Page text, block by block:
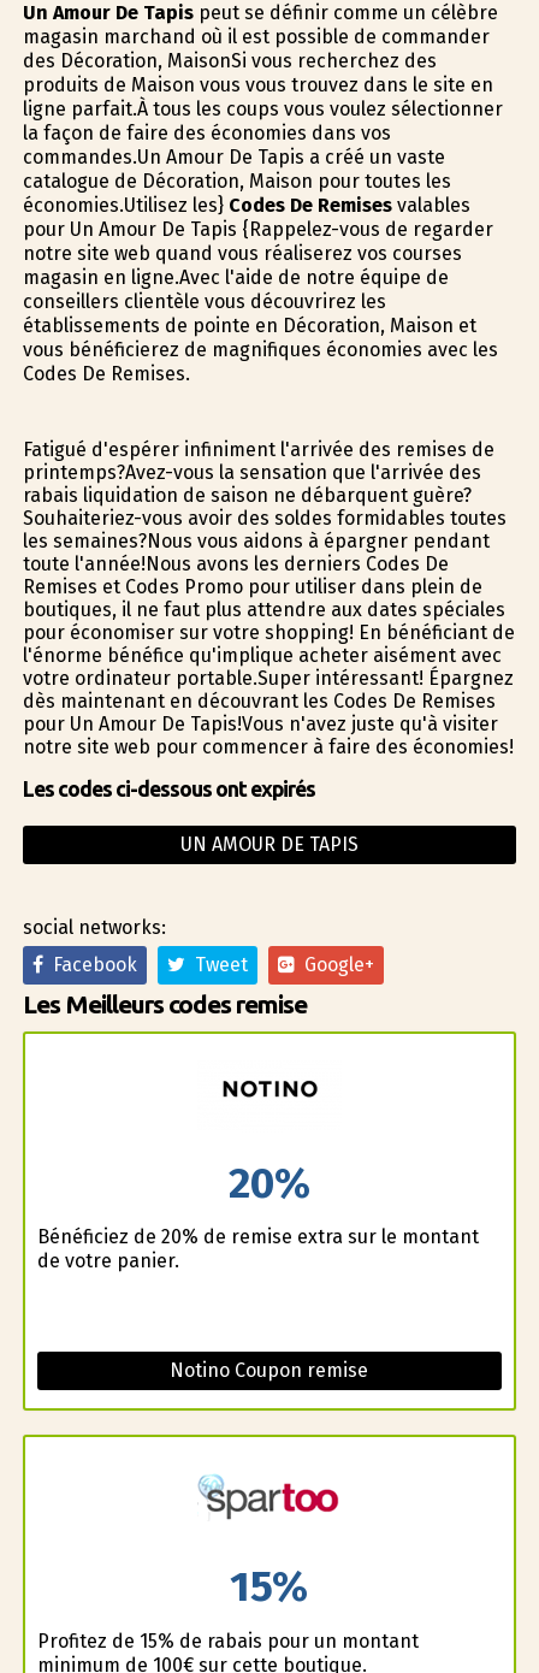
Un Amour De Tapispeut se définir comme un célèbre
magasin marchand où il est possible de commander
des Décoration, MaisonSi vous recherchez des
produits de Maison vous vous trouvez dans le site en
ligne parfait.À tous les coups vous voulez sélectionner
la façon de faire des économies dans vos
commandes.Un Amour De Tapis a créé un vaste
catalogue de Décoration, Maison pour toutes les
économies.Utilisez les} Codes De Remisesvalables
pour Un Amour De Tapis {Rappelez-vous de regarder
notre site web quand vous réaliserez vos courses
magasin en ligne.Avec l'aide de notre équipe de
conseillers clientèle vous découvrirez les
établissements de pointe en Décoration, Maison et
vous bénéficierez de magnifiques économies avec les
Codes De Remises.
Fatigué d'espérer infiniment l'arrivée des remises de
printemps?Avez-vous la sensation que l'arrivée des
rabais liquidation de saison ne débarquent guère?
Souhaiteriez-vous avoir des soldes formidables toutes
les semaines?Nous vous aidons à épargner pendant
toute l'année!Nous avons les derniers Codes De
Remises et Codes Promo pour utiliser dans plein de
boutiques, il ne faut plus attendre aux dates spéciales
pour économiser sur votre shopping! En bénéficiant de
l'énorme bénéfice qu'implique acheter aisément avec
votre ordinateur portable.Super intéressant! Épargnez
dès maintenant en découvrant les Codes De Remises
pour Un Amour De Tapis!Vous n'avez juste qu'à visiter
notre site web pour commencer à faire des économies!
Les codes ci-dessous ont expirés
UN AMOUR DE TAPIS
social networks:
Facebook
Tweet Google+
Les Meilleurs codes remise
20%
Bénéficiez de 20% de remise extra sur le montant
de votre panier.
Notino Coupon remise
15%
Profitez de 15% de rabais pour un montant
minimum de 100€ sur cette boutique.